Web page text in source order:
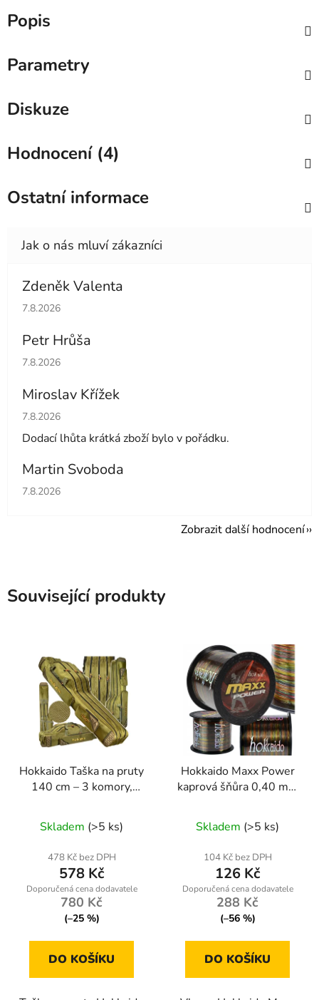
Popis
Parametry
Diskuze
Hodnocení (4)
Ostatní informace
Zdeněk Valenta
Hodnocení obchodu je 5 z 5 hvězdiček.
7.8.2026
Petr Hrůša
Hodnocení obchodu je 5 z 5 hvězdiček.
7.8.2026
Miroslav Křížek
Hodnocení obchodu je 5 z 5 hvězdiček.
7.8.2026
Dodací lhůta krátká zboží bylo v pořádku.
Martin Svoboda
Hodnocení obchodu je 5 z 5 hvězdiček.
7.8.2026
Zobrazit další hodnocení
Související produkty
Hokkaido Taška na pruty
140 cm – 3 komory,
hodnocení
produktu
je
5,0
z
hvězdiček.
Skladem (>5 ks)
478 Kč bez DPH
578 Kč
780 Kč
(–25 %)
DO KOŠÍKU
Hokkaido Maxx Power
kaprová šňůra 0,40 mm
hodnocení
produktu
je
5,0
z
hvězdiček.
Skladem (>5 ks)
104 Kč bez DPH
126 Kč
288 Kč
(–56 %)
DO KOŠÍKU